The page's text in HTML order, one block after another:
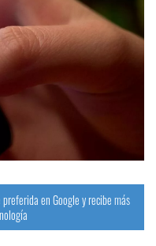
en Google y recibe más